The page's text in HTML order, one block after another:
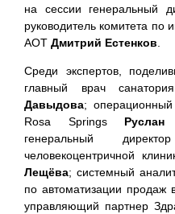
на сессии генеральный
руководитель комитета
АОТ Дмитрий Естенков.
Среди экспертов,
главный врач
Давыдова;
Rosa Springs
генеральный
человекоцентричной
Лещёва; cистемный
по автоматизации продаж
управляющий партнер